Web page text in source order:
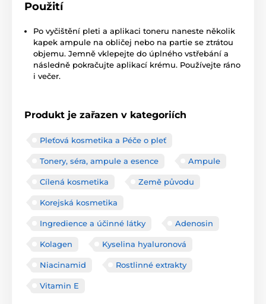
Použití
Po vyčištění pleti a aplikaci toneru naneste několik
kapek ampule na obličej nebo na partie se ztrátou
objemu. Jemně vklepejte do úplného vstřebání a
následně pokračujte aplikací krému. Používejte ráno
i večer.
Produkt je zařazen v kategoriích
Pleťová kosmetika a Péče o pleť
Tonery, séra, ampule a esence Ampule
Cílená kosmetika Země původu
Korejská kosmetika
Ingredience a účinné látky Adenosin
Kolagen Kyselina hyaluronová
Niacinamid Rostlinné extrakty
Vitamin E